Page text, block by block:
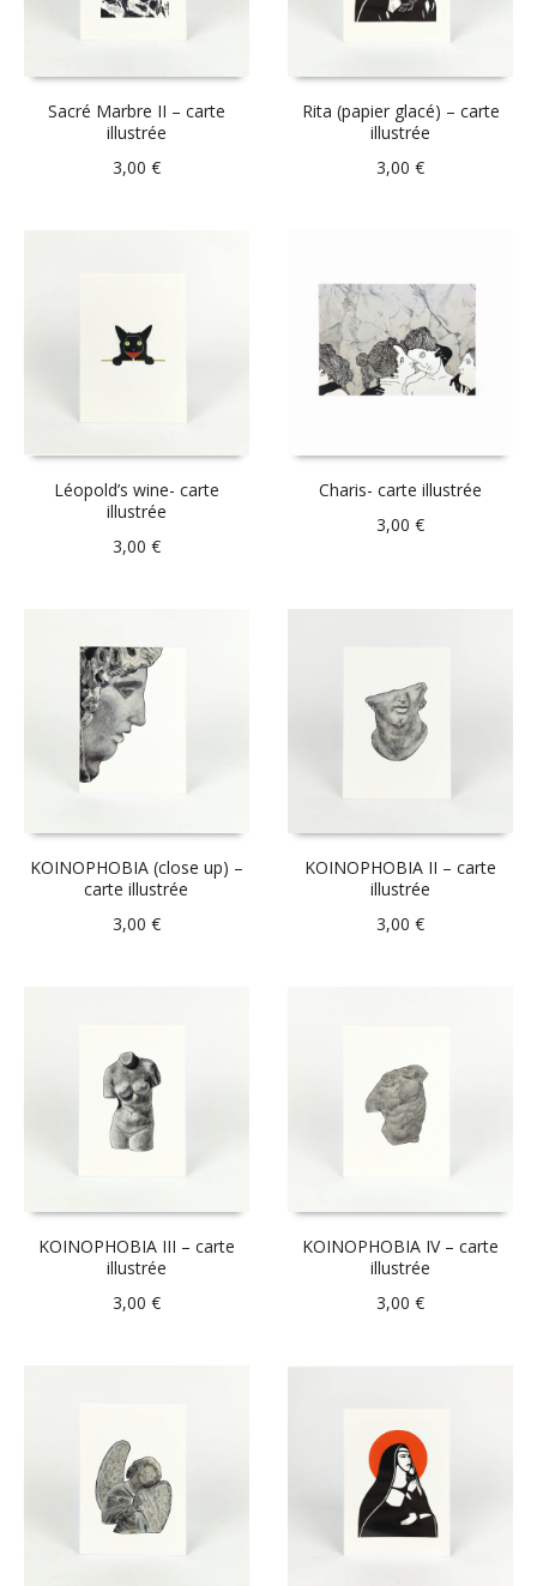
Sacré Marbre II – carte
illustrée
3,00 €
Rita (papier glacé) – carte
illustrée
3,00€
Léopold’s wine- carte
illustrée
3,00 €
Charis- carte illustrée
3,00€
KOINOPHOBIA (close up) –
carte illustrée
3,00 €
KOINOPHOBIA II – carte
illustrée
3,00€
KOINOPHOBIA III – carte
illustrée
3,00 €
KOINOPHOBIA IV – carte
illustrée
3,00€